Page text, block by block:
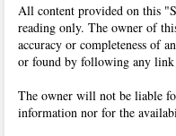
All content provided on this
reading only. The owner of
accuracy or completeness of
or found by following any link
The owner will not be liable
information nor for the